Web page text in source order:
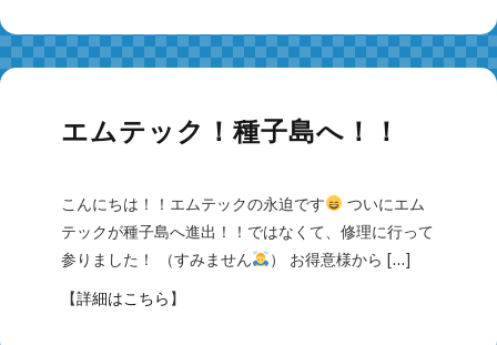
エムテック！種子島へ！！
こんにちは！！エムテックの永迫です
ついにエム
テックが種子島へ進出！！ではなくて、修理に行って
参りました！ （すみません
） お得意様から […]
【詳細はこちら 】